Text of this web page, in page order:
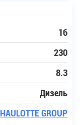
16
230
8.3
Дизель
HAULOTTE GROUP